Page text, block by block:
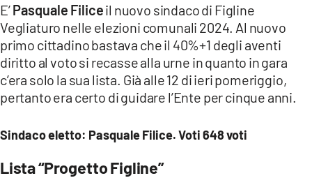
LACONAIR.IT
LACITYMAG.IT
ILREGGINO.IT
COSENZACHANNEL.IT
ILVIBONESE.IT
LACAPITALENEWS.IT
E’Pasquale Filiceil nuovo sindaco di Figline
Vegliaturo nelle elezioni comunali 2024. Al nuovo
primo cittadino bastava che il 40%+1 degli aventi
diritto al voto si recasse alla urne in quanto in gara
c’era solo la sua lista. Già alle 12 di ieri pomeriggio,
pertanto era certo di guidare l’Ente per cinque anni.
Sindaco eletto: Pasquale Filice. Voti 648 voti
Lista “Progetto Figline”